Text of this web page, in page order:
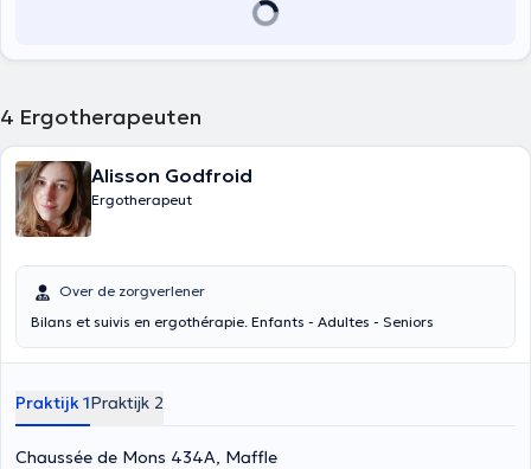
4 Ergotherapeuten
Alisson Godfroid
Ergotherapeut
Over de zorgverlener
Bilans et suivis en ergothérapie. Enfants - Adultes - Seniors
Praktijk 1Praktijk 2
Chaussée de Mons 434A, Maffle